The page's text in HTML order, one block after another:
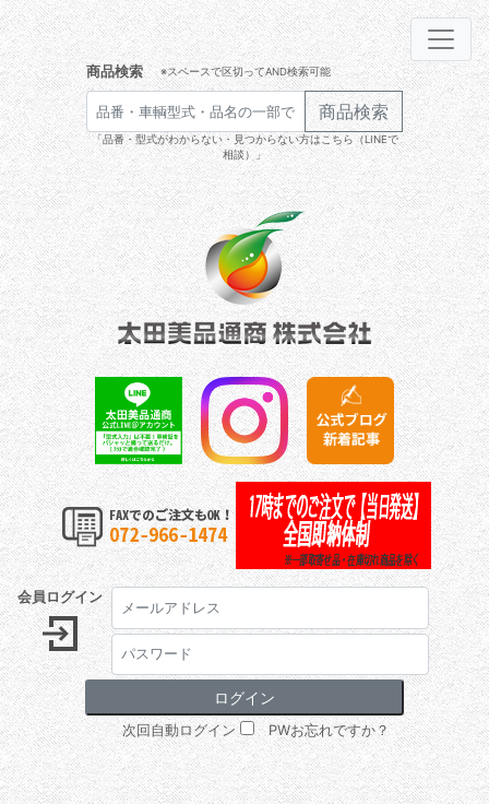
商品検索 ※スペースで区切ってAND検索可能
商品検索
「品番・型式がわからない・見つからない方はこちら（LINEで
相談）」
会員ログイン
次回自動ログイン PWお忘れですか？